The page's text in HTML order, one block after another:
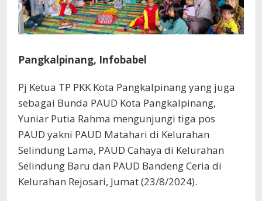
Pangkalpinang, Infobabel
Pj Ketua TP PKK Kota Pangkalpinang yang juga
sebagai Bunda PAUD Kota Pangkalpinang,
Yuniar Putia Rahma mengunjungi tiga pos
PAUD yakni PAUD Matahari di Kelurahan
Selindung Lama, PAUD Cahaya di Kelurahan
Selindung Baru dan PAUD Bandeng Ceria di
Kelurahan Rejosari, Jumat (23/8/2024).